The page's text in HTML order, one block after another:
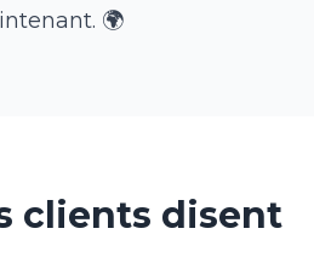
🌍
clients disent